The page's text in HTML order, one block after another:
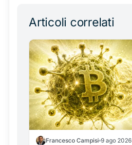
Articoli correlati
Francesco Campisi 9 ago 2026